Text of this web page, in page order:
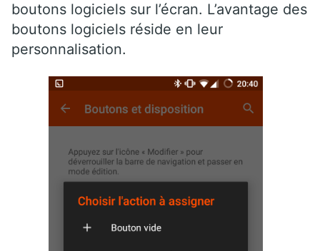
boutons logiciels sur l’écran. L’avantage des
boutons logiciels réside en leur
personnalisation.